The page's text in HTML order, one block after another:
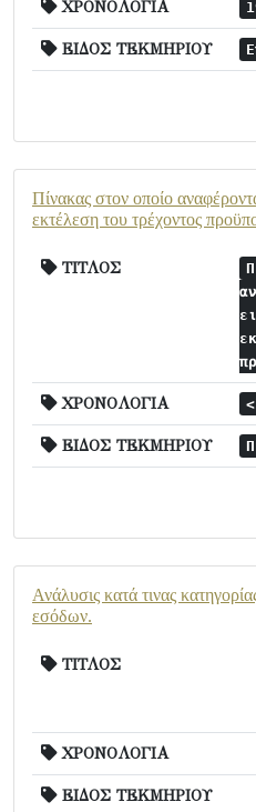
ΧΡΟΝΟΛΟΓΙΑ
ΕΙΔΟΣ ΤΕΚΜΗΡΙΟΥ
Πίνακας στον οποίο
εκτέλεση του τρέχοντος
ΤΙΤΛΟΣ
ΧΡΟΝΟΛΟΓΙΑ
ΕΙΔΟΣ ΤΕΚΜΗΡΙΟΥ
Ανάλυσις κατά τινας
εσόδων.
ΤΙΤΛΟΣ
ΧΡΟΝΟΛΟΓΙΑ
ΕΙΔΟΣ ΤΕΚΜΗΡΙΟΥ